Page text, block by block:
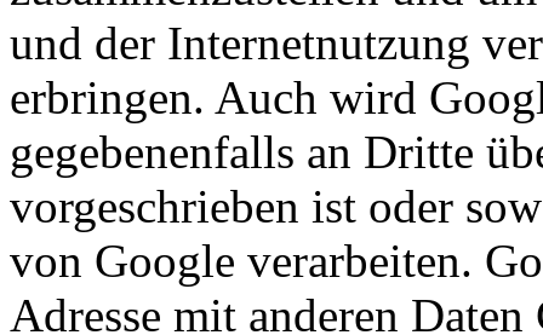
und der Internetnutzung
erbringen. Auch wird
gegebenenfalls an Dritte
vorgeschrieben ist oder
von Google verarbeiten.
Adresse mit anderen